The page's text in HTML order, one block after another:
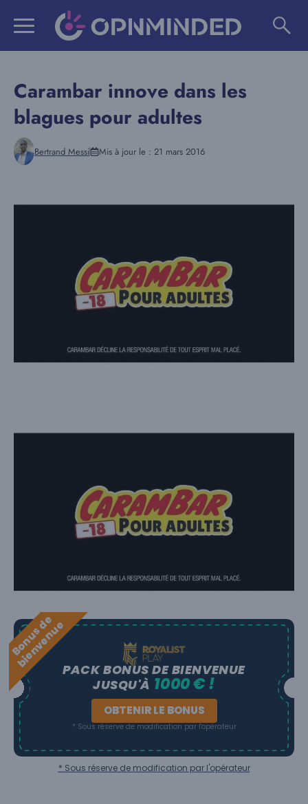
Carambar innove dans les
blagues pour adultes
Bertrand Messi Mis à jour le : 21 mars 2016
B
o
n
u
s
d
e
b
i
e
n
v
e
n
u
ePACK BONUS DE BIENVENUE
JUSQU'À 1000 € !
OBTENIR LE BONUS
* Sous réserve de modification par l'opérateur
* Sous réserve de modification par l'opérateur